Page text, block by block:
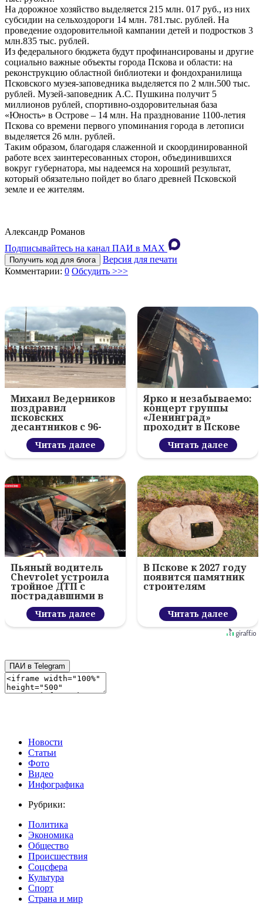
На дорожное хозяйство выделяется 215 млн. 017 руб., из них
субсидии на сельхоздороги 14 млн. 781.тыс. рублей. На
проведение оздоровительной кампании детей и подростков 3
млн.835 тыс. рублей.
Из федерального бюджета будут профинансированы и другие
социально важные объекты города Пскова и области: на
реконструкцию областной библиотеки и фондохранилища
Псковского музея-заповедника выделяется по 2 млн.500 тыс.
рублей. Музей-заповедник А.С. Пушкина получит 5
миллионов рублей, спортивно-оздоровительная база
«Юность» в Острове – 14 млн. На празднование 1100-летия
Пскова со времени первого упоминания города в летописи
выделяется 26 млн. рублей.
Таким образом, благодаря слаженной и скоординированной
работе всех заинтересованных сторон, объединившихся
вокруг губернатора, мы надеемся на хороший результат,
который обязательно пойдет во благо древней Псковской
земле и ее жителям.
Александр Романов
Подписывайтесь на канал ПАИ в MAХ
Получить код для блога
Версия для печати
Комментарии: 0 Обсудить >>>
Михаил Ведерников
поздравил
псковских
десантников с 96-
летием ВДВ и
вручил награды
Читать далее
Ярко и незабываемо:
концерт группы
«Ленинград»
проходит в Пскове
Читать далее
Пьяный водитель
Chevrolet устроила
тройное ДТП с
пострадавшими в
Пскове
Читать далее
В Пскове к 2027 году
появится памятник
строителям
Читать далее
ПАИ в Telegram
Новости
Статьи
Фото
Видео
Инфографика
Рубрики:
Политика
Экономика
Общество
Происшествия
Соцсфера
Культура
Спорт
Страна и мир